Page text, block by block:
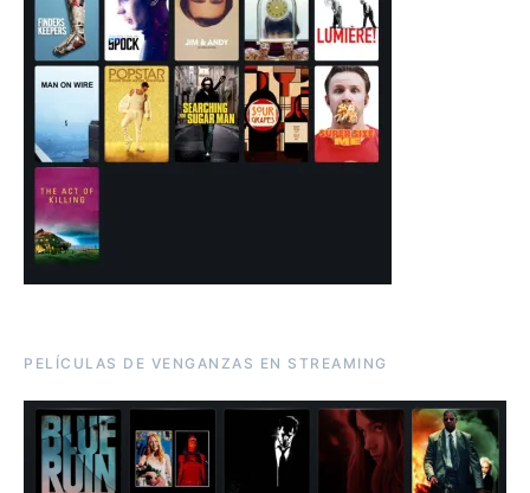
PELÍCULAS DE VENGANZAS EN STREAMING